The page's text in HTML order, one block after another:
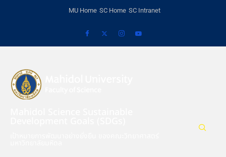
MU Home SC Home SC Intranet